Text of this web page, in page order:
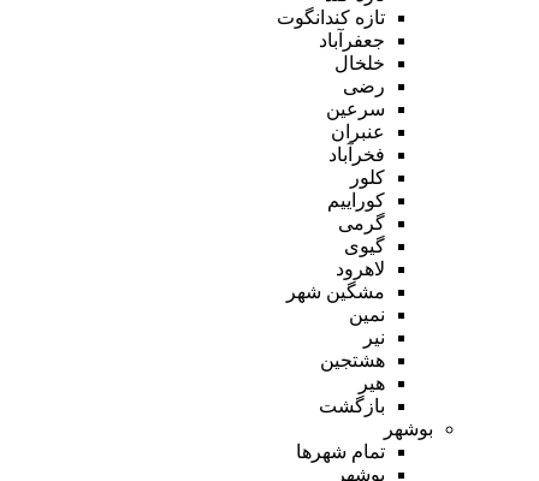
تازه کندانگوت
جعفرآباد
خلخال
رضی
سرعین
عنبران
فخرآباد
کلور
کوراییم
گرمی
گیوی
لاهرود
مشگین شهر
نمین
نیر
هشتجین
هیر
بازگشت
بوشهر
تمام شهر‌ها
بوشهر